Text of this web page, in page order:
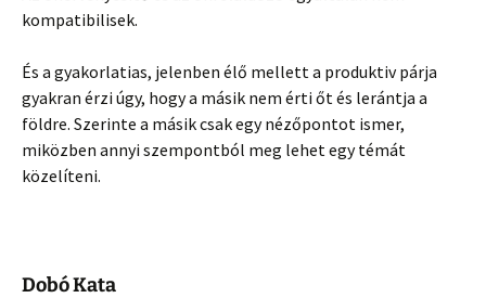
kompatibilisek.
És a gyakorlatias, jelenben élő mellett a produktiv párja
gyakran érzi úgy, hogy a másik nem érti őt és lerántja a
földre. Szerinte a másik csak egy nézőpontot ismer,
miközben annyi szempontból meg lehet egy témát
közelíteni.
Dobó Kata